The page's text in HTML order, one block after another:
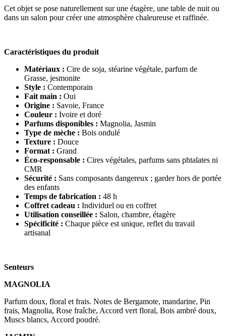
Cet objet se pose naturellement sur une étagère, une table de nuit ou
dans un salon pour créer une atmosphère chaleureuse et raffinée.
Caractéristiques du produit
Matériaux : Cire de soja, stéarine végétale, parfum de
Grasse, jesmonite
Style : Contemporain
Fait main : Oui
Origine : Savoie, France
Couleur : Ivoire et doré
Parfums disponibles : Magnolia, Jasmin
Type de mèche : Bois ondulé
Texture : Douce
Format : Grand
Éco-responsable : Cires végétales, parfums sans phtalates ni
CMR
Sécurité : Sans composants dangereux ; garder hors de portée
des enfants
Temps de fabrication : 48 h
Coffret cadeau : Individuel ou en coffret
Utilisation conseillée : Salon, chambre, étagère
Spécificité : Chaque pièce est unique, reflet du travail
artisanal
Senteurs
MAGNOLIA
Parfum doux, floral et frais. Notes de Bergamote, mandarine, Pin
frais, Magnolia, Rose fraîche, Accord vert floral, Bois ambré doux,
Muscs blancs, Accord poudré.